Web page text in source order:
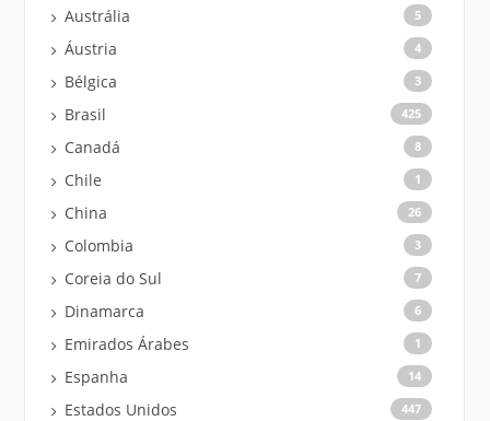
Austrália 5
Áustria 4
Bélgica 3
Brasil 425
Canadá 8
Chile 1
China 26
Colombia 3
Coreia do Sul 7
Dinamarca 6
Emirados Árabes 1
Espanha 14
Estados Unidos 447